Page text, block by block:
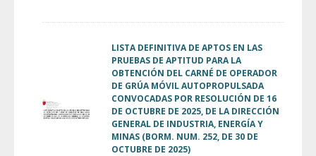
LISTA DEFINITIVA DE APTOS EN LAS
PRUEBAS DE APTITUD PARA LA
OBTENCIÓN DEL CARNÉ DE OPERADOR
DE GRÚA MÓVIL AUTOPROPULSADA
CONVOCADAS POR RESOLUCIÓN DE 16
DE OCTUBRE DE 2025, DE LA DIRECCIÓN
GENERAL DE INDUSTRIA, ENERGÍA Y
MINAS (BORM. NUM. 252, DE 30 DE
OCTUBRE DE 2025)